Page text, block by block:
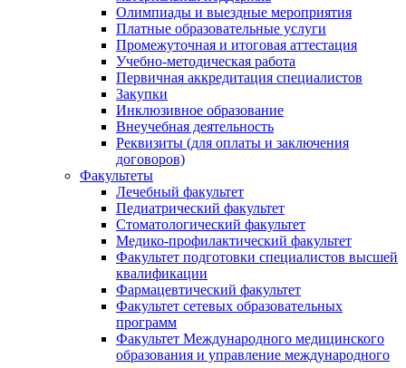
Олимпиады и выездные мероприятия
Платные образовательные услуги
Промежуточная и итоговая аттестация
Учебно-методическая работа
Первичная аккредитация специалистов
Закупки
Инклюзивное образование
Внеучебная деятельность
Реквизиты (для оплаты и заключения
договоров)
Факультеты
Лечебный факультет
Педиатрический факультет
Стоматологический факультет
Медико-профилактический факультет
Факультет подготовки специалистов высшей
квалификации
Фармацевтический факультет
Факультет сетевых образовательных
программ
Факультет Международного медицинского
образования и управление международного